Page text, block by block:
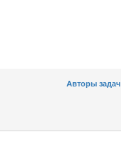
Авторы задач